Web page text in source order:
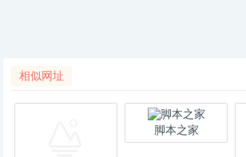
相似网址
脚本之家